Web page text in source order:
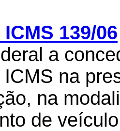
ICMS 139/06
a
na
na
de